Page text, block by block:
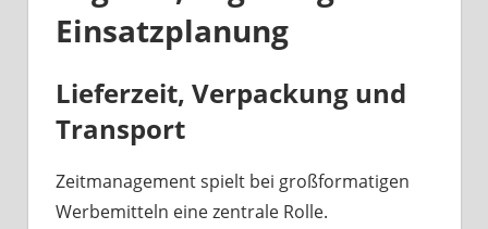
Einsatzplanung
Lieferzeit, Verpackung und
Transport
Zeitmanagement spielt bei großformatigen
Werbemitteln eine zentrale Rolle.